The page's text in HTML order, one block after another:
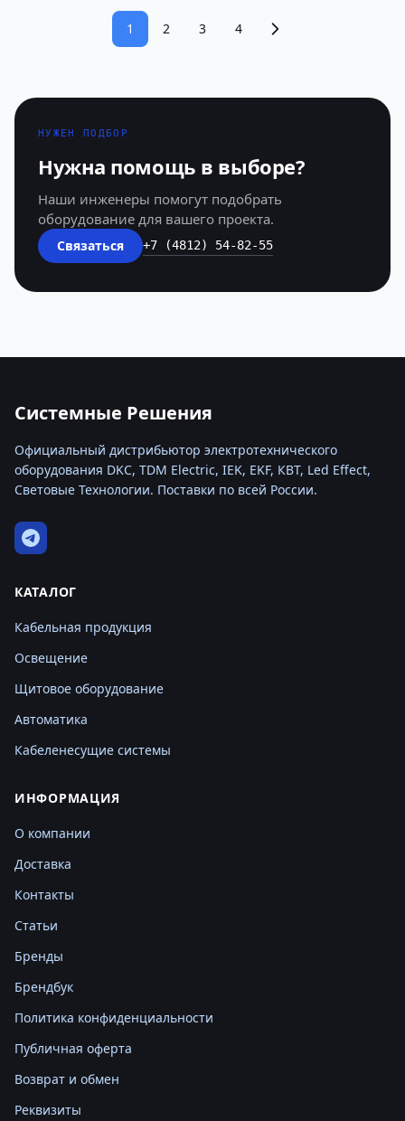
1 2 3 4
НУЖЕН ПОДБОР
Нужна помощь в выборе?
Наши инженеры помогут подобрать
оборудование для вашего проекта.
Связаться +7 (4812) 54-82-55
Системные Решения
Официальный дистрибьютор электротехнического
оборудования DKC, TDM Electric, IEK, EKF, КВТ, Led Effect,
Световые Технологии. Поставки по всей России.
КАТАЛОГ
Кабельная продукция
Освещение
Щитовое оборудование
Автоматика
Кабеленесущие системы
ИНФОРМАЦИЯ
О компании
Доставка
Контакты
Статьи
Бренды
Брендбук
Политика конфиденциальности
Публичная оферта
Возврат и обмен
Реквизиты